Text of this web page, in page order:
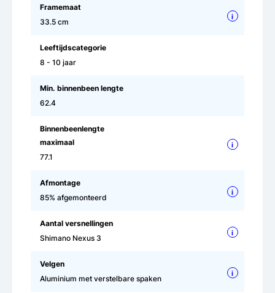
Framemaat
33.5 cm
i
Leeftijdscategorie
8 - 10 jaar
Min. binnenbeen lengte
62.4
Binnenbeenlengte
maximaal
77.1
i
Afmontage
85% afgemonteerd
i
Aantal versnellingen
Shimano Nexus 3
i
Velgen
Aluminium met verstelbare spaken
i